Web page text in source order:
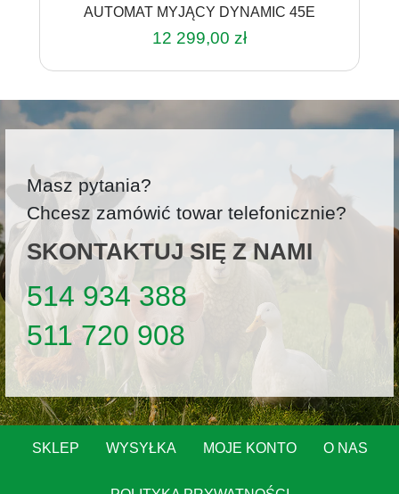
AUTOMAT MYJĄCY DYNAMIC 45E
12 299,00 zł
Masz pytania?
Chcesz zamówić towar telefonicznie?
SKONTAKTUJ SIĘ Z NAMI
514 934 388
511 720 908
SKLEP WYSYŁKA MOJE KONTO O NAS